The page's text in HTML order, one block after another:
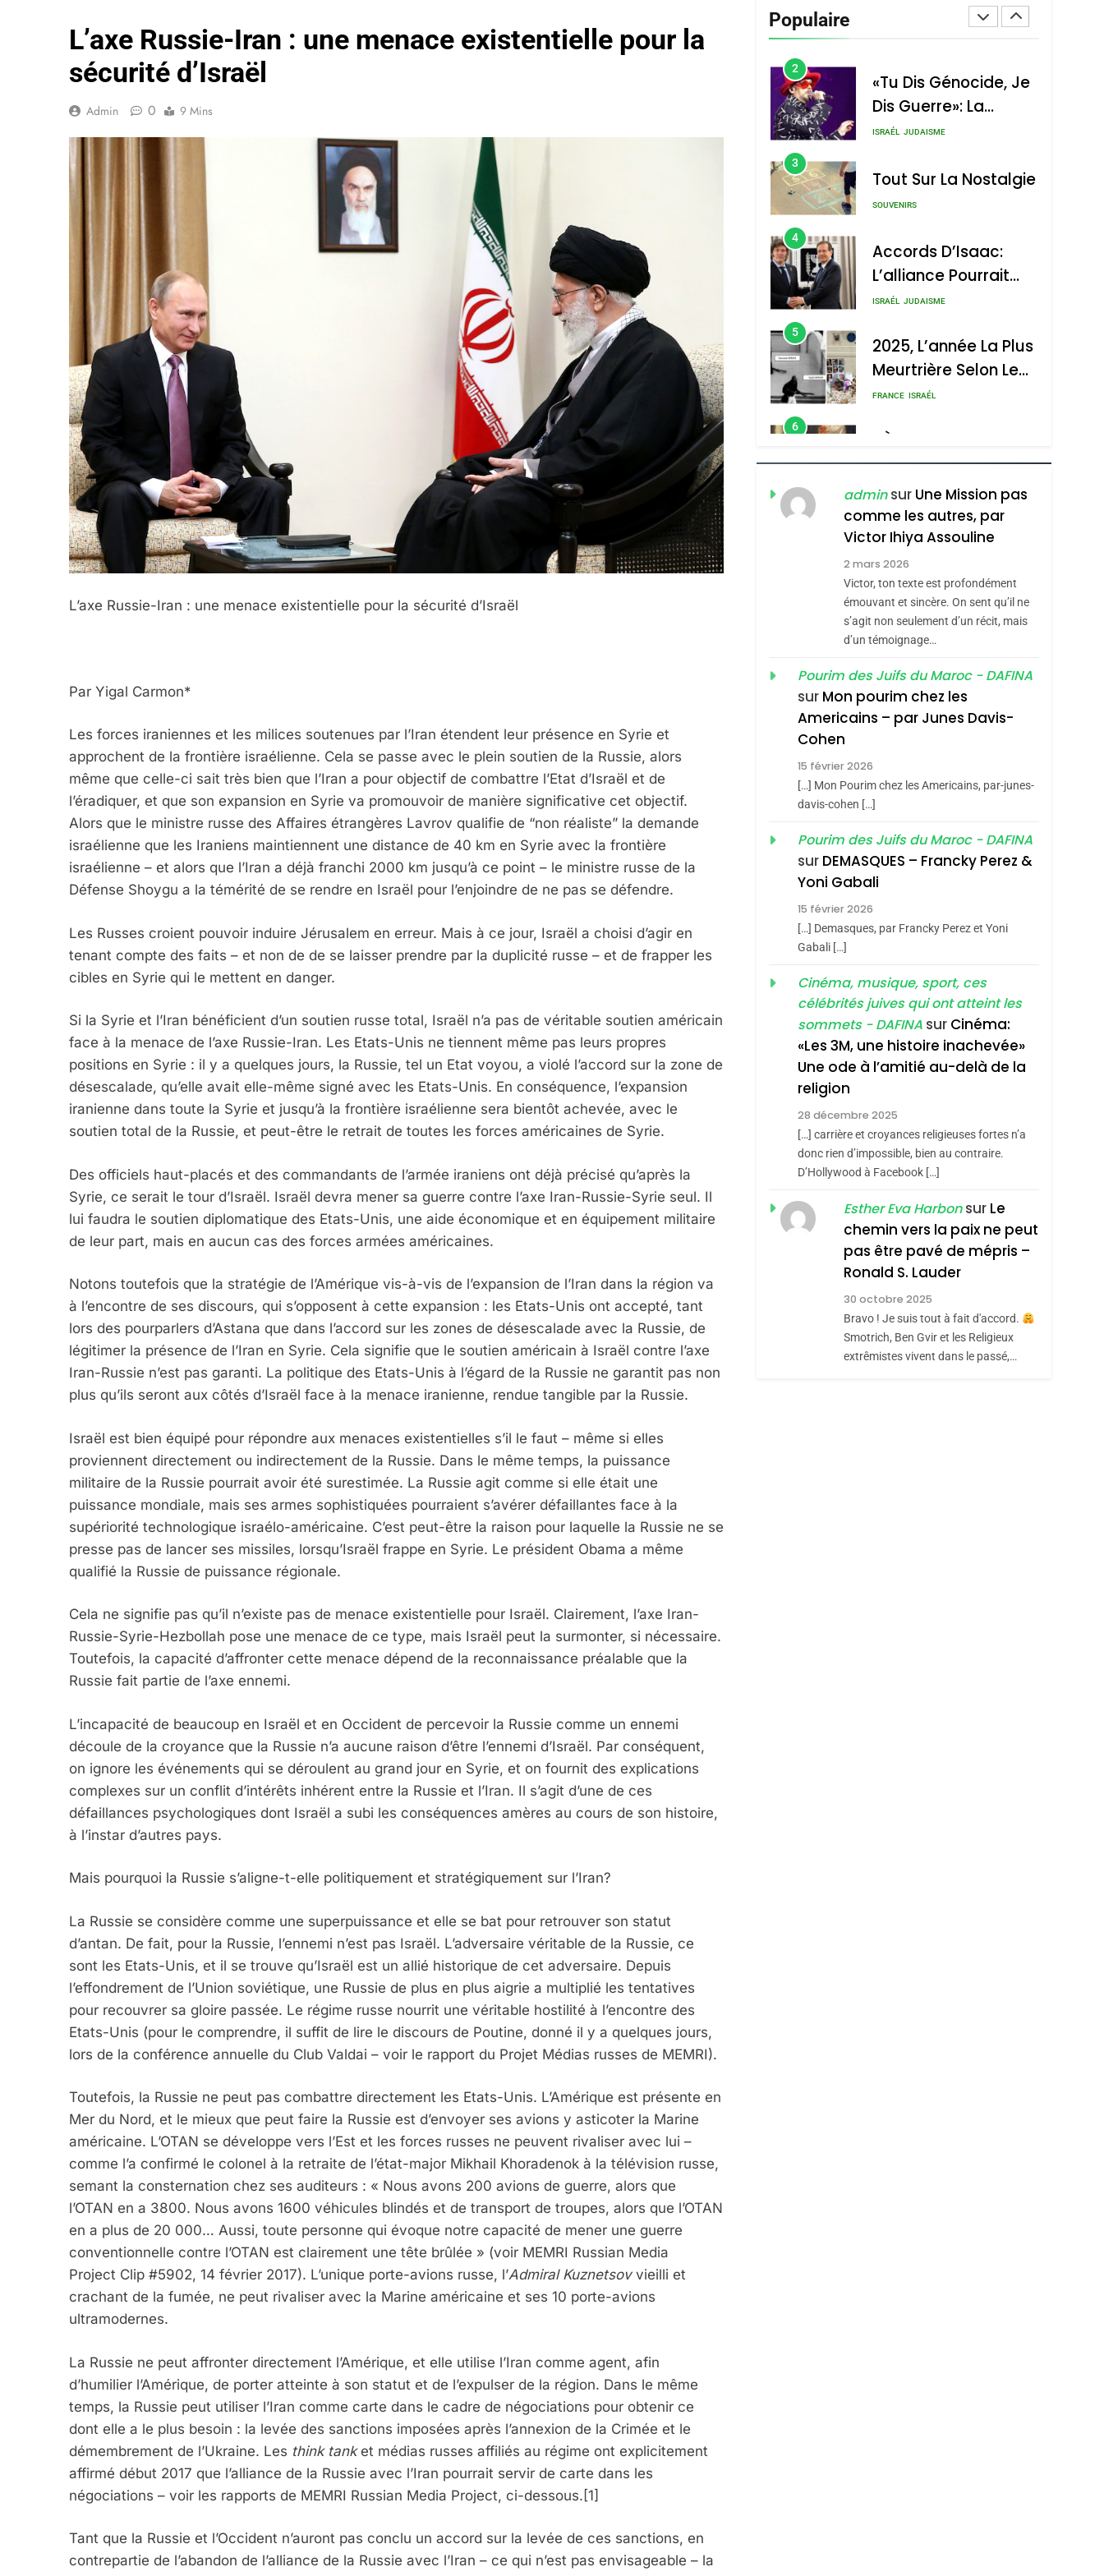
L’axe Russie-Iran : une menace existentielle pour la
sécurité d’Israël
Admin 0 9 Mins
L’axe Russie-Iran : une menace existentielle pour la sécurité d’Israël
Par Yigal Carmon*
Les forces iraniennes et les milices soutenues par l’Iran étendent leur présence en Syrie et
approchent de la frontière israélienne. Cela se passe avec le plein soutien de la Russie, alors
même que celle-ci sait très bien que l’Iran a pour objectif de combattre l’Etat d’Israël et de
l’éradiquer, et que son expansion en Syrie va promouvoir de manière significative cet objectif.
Alors que le ministre russe des Affaires étrangères Lavrov qualifie de “non réaliste” la demande
israélienne que les Iraniens maintiennent une distance de 40 km en Syrie avec la frontière
israélienne – et alors que l’Iran a déjà franchi 2000 km jusqu’à ce point – le ministre russe de la
Défense Shoygu a la témérité de se rendre en Israël pour l’enjoindre de ne pas se défendre.
Les Russes croient pouvoir induire Jérusalem en erreur. Mais à ce jour, Israël a choisi d’agir en
tenant compte des faits – et non de de se laisser prendre par la duplicité russe – et de frapper les
cibles en Syrie qui le mettent en danger.
Si la Syrie et l’Iran bénéficient d’un soutien russe total, Israël n’a pas de véritable soutien américain
face à la menace de l’axe Russie-Iran. Les Etats-Unis ne tiennent même pas leurs propres
positions en Syrie : il y a quelques jours, la Russie, tel un Etat voyou, a violé l’accord sur la zone de
désescalade, qu’elle avait elle-même signé avec les Etats-Unis. En conséquence, l’expansion
iranienne dans toute la Syrie et jusqu’à la frontière israélienne sera bientôt achevée, avec le
soutien total de la Russie, et peut-être le retrait de toutes les forces américaines de Syrie.
Des officiels haut-placés et des commandants de l’armée iraniens ont déjà précisé qu’après la
Syrie, ce serait le tour d’Israël. Israël devra mener sa guerre contre l’axe Iran-Russie-Syrie seul. Il
lui faudra le soutien diplomatique des Etats-Unis, une aide économique et en équipement militaire
de leur part, mais en aucun cas des forces armées américaines.
Notons toutefois que la stratégie de l’Amérique vis-à-vis de l’expansion de l’Iran dans la région va
à l’encontre de ses discours, qui s’opposent à cette expansion : les Etats-Unis ont accepté, tant
lors des pourparlers d’Astana que dans l’accord sur les zones de désescalade avec la Russie, de
légitimer la présence de l’Iran en Syrie. Cela signifie que le soutien américain à Israël contre l’axe
Iran-Russie n’est pas garanti. La politique des Etats-Unis à l’égard de la Russie ne garantit pas non
plus qu’ils seront aux côtés d’Israël face à la menace iranienne, rendue tangible par la Russie.
Israël est bien équipé pour répondre aux menaces existentielles s’il le faut – même si elles
proviennent directement ou indirectement de la Russie. Dans le même temps, la puissance
militaire de la Russie pourrait avoir été surestimée. La Russie agit comme si elle était une
puissance mondiale, mais ses armes sophistiquées pourraient s’avérer défaillantes face à la
supériorité technologique israélo-américaine. C’est peut-être la raison pour laquelle la Russie ne se
presse pas de lancer ses missiles, lorsqu’Israël frappe en Syrie. Le président Obama a même
qualifié la Russie de puissance régionale.
Cela ne signifie pas qu’il n’existe pas de menace existentielle pour Israël. Clairement, l’axe Iran-
Russie-Syrie-Hezbollah pose une menace de ce type, mais Israël peut la surmonter, si nécessaire.
Toutefois, la capacité d’affronter cette menace dépend de la reconnaissance préalable que la
Russie fait partie de l’axe ennemi.
L’incapacité de beaucoup en Israël et en Occident de percevoir la Russie comme un ennemi
découle de la croyance que la Russie n’a aucune raison d’être l’ennemi d’Israël. Par conséquent,
on ignore les événements qui se déroulent au grand jour en Syrie, et on fournit des explications
complexes sur un conflit d’intérêts inhérent entre la Russie et l’Iran. Il s’agit d’une de ces
défaillances psychologiques dont Israël a subi les conséquences amères au cours de son histoire,
à l’instar d’autres pays.
Mais pourquoi la Russie s’aligne-t-elle politiquement et stratégiquement sur l’Iran?
La Russie se considère comme une superpuissance et elle se bat pour retrouver son statut
d’antan. De fait, pour la Russie, l’ennemi n’est pas Israël. L’adversaire véritable de la Russie, ce
sont les Etats-Unis, et il se trouve qu’Israël est un allié historique de cet adversaire. Depuis
l’effondrement de l’Union soviétique, une Russie de plus en plus aigrie a multiplié les tentatives
pour recouvrer sa gloire passée. Le régime russe nourrit une véritable hostilité à l’encontre des
Etats-Unis (pour le comprendre, il suffit de lire le discours de Poutine, donné il y a quelques jours,
lors de la conférence annuelle du Club Valdai – voir le rapport du Projet Médias russes de MEMRI).
Toutefois, la Russie ne peut pas combattre directement les Etats-Unis. L’Amérique est présente en
Mer du Nord, et le mieux que peut faire la Russie est d’envoyer ses avions y asticoter la Marine
américaine. L’OTAN se développe vers l’Est et les forces russes ne peuvent rivaliser avec lui –
comme l’a confirmé le colonel à la retraite de l’état-major Mikhail Khoradenok à la télévision russe,
semant la consternation chez ses auditeurs : « Nous avons 200 avions de guerre, alors que
l’OTAN en a 3800. Nous avons 1600 véhicules blindés et de transport de troupes, alors que l’OTAN
en a plus de 20 000… Aussi, toute personne qui évoque notre capacité de mener une guerre
conventionnelle contre l’OTAN est clairement une tête brûlée » (voir MEMRI Russian Media
Project Clip #5902, 14 février 2017). L’unique porte-avions russe, l’Admiral Kuznetsov vieilli et
crachant de la fumée, ne peut rivaliser avec la Marine américaine et ses 10 porte-avions
ultramodernes.
La Russie ne peut affronter directement l’Amérique, et elle utilise l’Iran comme agent, afin
d’humilier l’Amérique, de porter atteinte à son statut et de l’expulser de la région. Dans le même
temps, la Russie peut utiliser l’Iran comme carte dans le cadre de négociations pour obtenir ce
dont elle a le plus besoin : la levée des sanctions imposées après l’annexion de la Crimée et le
démembrement de l’Ukraine. Les think tanket médias russes affiliés au régime ont explicitement
affirmé début 2017 que l’alliance de la Russie avec l’Iran pourrait servir de carte dans les
négociations – voir les rapports de MEMRI Russian Media Project, ci-dessous.[1]
Tant que la Russie et l’Occident n’auront pas conclu un accord sur la levée de ces sanctions, en
contrepartie de l’abandon de l’alliance de la Russie avec l’Iran – ce qui n’est pas envisageable – la
Populaire
Vanessa De Loya
2
«Tu Dis Génocide, Je
Dis Guerre»: La
Nouvelle Chanson De
ISRAÉL JUDAISME
3
Tout Sur La Nostalgie
SOUVENIRS
4
Accords D’Isaac:
L’alliance Pourrait
S’étendre À 13 Pays
ISRAÉL JUDAISME
5
2025, L’année La Plus
Meurtrière Selon Le
Rapport D’ADL
FRANCE ISRAÉL
6
FIÈRE, DIGNE ET
RÉSILIENTE :
POURQUOI JE
REVENDIQUE MA
JUDAÏTE Par Thérèse
Zrihen-Dvir
ISRAÉL JUDAISME
CE QUI NOUS
MANQUE – Jacques
Hadida
JUDAISME
Maroc : Les Amandes
De Tafraout, Le Miel
De Tadla Azilal
Consacrés Produits
Du Terroir
DAFINA MAROC
Oeil Ravageur –
2
Dis Guerre»: La
Nouvelle Chanson De
Boy George
ISRAÉL JUDAISME
Accords D’Isaac:
L’alliance Pourrait
S’étendre À 13 Pays
D’Amérique Latine
ISRAÉL JUDAISME
5
Meurtrière Selon Le
Rapport D’ADL
Contre
L’antisémitisme
FRANCE ISRAÉL
FIÈRE, DIGNE ET
RÉSILIENTE :
POURQUOI JE
REVENDIQUE MA
JUDAÏTE Par Thérèse
Zrihen-Dvir
ISRAÉL JUDAISME
CE QUI NOUS
MANQUE – Jacques
Hadida
JUDAISME
Maroc : Les Amandes
adminsur Une Mission pas
comme les autres, par
Victor Ihiya Assouline
2 mars 2026
Victor, ton texte est profondément
émouvant et sincère. On sent qu’il ne
s’agit non seulement d’un récit, mais
d’un témoignage…
Pourim des Juifs du Maroc - DAFINA
sur Mon pourim chez les
Americains – par Junes Davis-
Cohen
15 février 2026
[…] Mon Pourim chez les Americains, par-junes-
davis-cohen […]
Pourim des Juifs du Maroc - DAFINA
sur DEMASQUES – Francky Perez &
Yoni Gabali
15 février 2026
[…] Demasques, par Francky Perez et Yoni
Gabali […]
Cinéma, musique, sport, ces
célébrités juives qui ont atteint les
sommets - DAFINA sur Cinéma:
«Les 3M, une histoire inachevée»
Une ode à l’amitié au-delà de la
religion
28 décembre 2025
[…] carrière et croyances religieuses fortes n’a
donc rien d’impossible, bien au contraire.
D’Hollywood à Facebook […]
Esther Eva Harbonsur Le
chemin vers la paix ne peut
pas être pavé de mépris –
Ronald S. Lauder
30 octobre 2025
Bravo ! Je suis tout à fait d'accord.
Smotrich, Ben Gvir et les Religieux
extrêmistes vivent dans le passé,…
2025, L’année La Plus Meurtrière Selon Le Rapport D’ADL Contre L’antisémitisme